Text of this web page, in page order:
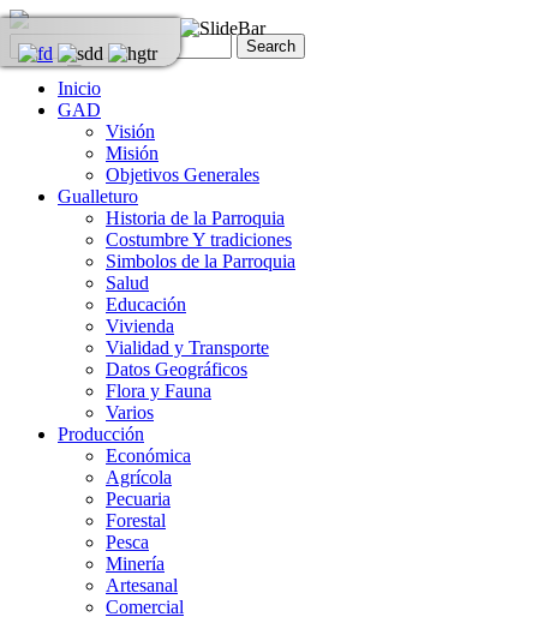
Inicio
GAD
Visión
Misión
Objetivos Generales
Gualleturo
Historia de la Parroquia
Costumbre Y tradiciones
Simbolos de la Parroquia
Salud
Educación
Vivienda
Vialidad y Transporte
Datos Geográficos
Flora y Fauna
Varios
Producción
Económica
Agrícola
Pecuaria
Forestal
Pesca
Minería
Artesanal
Comercial